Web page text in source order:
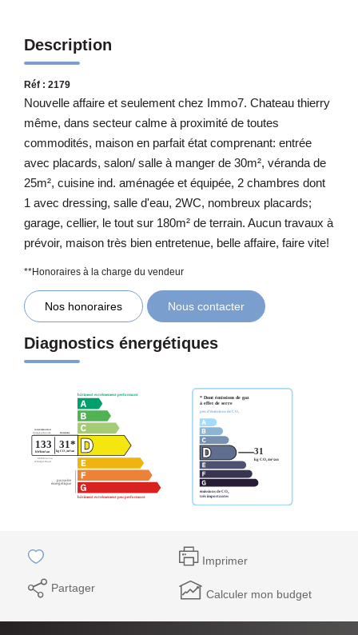
Description
Réf : 2179
Nouvelle affaire et seulement chez Immo7. Chateau thierry
même, dans secteur calme à proximité de toutes
commodités, maison en parfait état comprenant: entrée
avec placards, salon/ salle à manger de 30m², véranda de
25m², cuisine ind. aménagée et équipée, 2 chambres dont
1 avec dressing, salle d'eau, 2WC, nombreux placards;
garage, cellier, le tout sur 180m² de terrain. Aucun travaux à
prévoir, maison très bien entretenue, belle affaire, faire vite!
**Honoraires à la charge du vendeur
Nos honoraires Nous contacter
Diagnostics énergétiques
Imprimer
Partager Calculer mon budget